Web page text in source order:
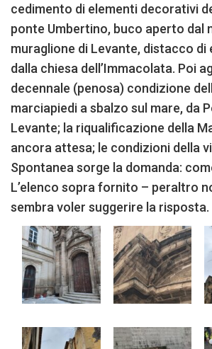
cedimento di elementi decorativi
ponte Umbertino, buco aperto dal
muraglione di Levante, distacco di
dalla chiesa dell’Immacolata. Poi
decennale (penosa) condizione
marciapiedi a sbalzo sul mare, da
Levante; la riqualificazione della
ancora attesa; le condizioni della
Spontanea sorge la domanda:
L’elenco sopra fornito – peraltro
sembra voler suggerire la risposta.